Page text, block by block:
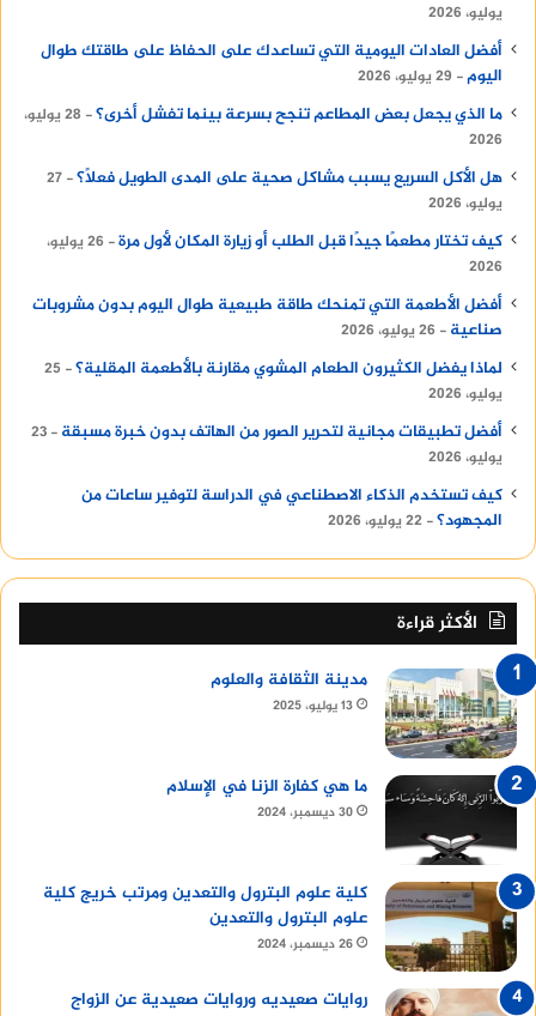
يوليو، 2026
أفضل العادات اليومية التي تساعدك على الحفاظ على طاقتك طوال
اليوم
29 يوليو، 2026
ما الذي يجعل بعض المطاعم تنجح بسرعة بينما تفشل أخرى؟
28 يوليو،
2026
هل الأكل السريع يسبب مشاكل صحية على المدى الطويل فعلًا؟ 27
يوليو، 2026
كيف تختار مطعمًا جيدًا قبل الطلب أو زيارة المكان لأول مرة
26 يوليو،
2026
أفضل الأطعمة التي تمنحك طاقة طبيعية طوال اليوم بدون مشروبات
صناعية
26 يوليو، 2026
لماذا يفضل الكثيرون الطعام المشوي مقارنة بالأطعمة المقلية؟
25
يوليو، 2026
أفضل تطبيقات مجانية لتحرير الصور من الهاتف بدون خبرة مسبقة
23
يوليو، 2026
كيف تستخدم الذكاء الاصطناعي في الدراسة لتوفير ساعات من
المجهود؟ 22 يوليو، 2026
الأكثر قراءة
مدينة الثقافة والعلوم
13 يوليو، 2025
ما هي كفارة الزنا في الإسلام
30 ديسمبر، 2024
كلية علوم البترول والتعدين ومرتب خريج كلية
علوم البترول والتعدين
26 ديسمبر، 2024
روايات صعيديه وروايات صعيدية عن الزواج